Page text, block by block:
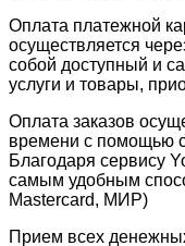
Оплата платежной
осуществляется
собой доступный и
услуги и товары,
Оплата заказов
времени с помощью
Благодаря сервису
самым удобным
Mastercard, МИР)
Прием всех